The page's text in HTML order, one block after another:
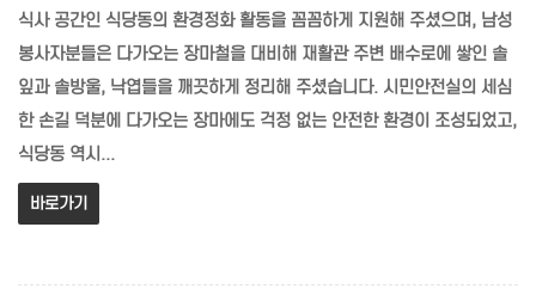
식사 공간인 식당동의 환경정화 활동을 꼼꼼하게 지원해 주셨으며, 남성
봉사자분들은 다가오는 장마철을 대비해 재활관 주변 배수로에 쌓인 솔
잎과 솔방울, 낙엽들을 깨끗하게 정리해 주셨습니다. 시민안전실의 세심
한 손길 덕분에 다가오는 장마에도 걱정 없는 안전한 환경이 조성되었고,
식당동 역시...
바로가기